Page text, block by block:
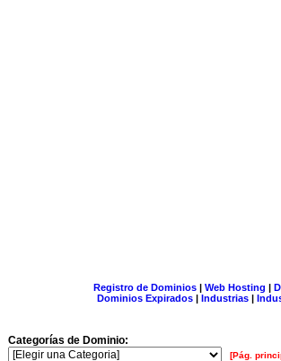
Registro de Dominios| Web Hosting |
Dominios Expirados | Industrias |
Categorías de Dominio:
[Pág.